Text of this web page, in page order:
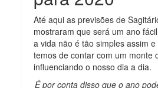
Até aqui as previsões de
mostraram que será um ano
a vida não é tão simples assim
temos de contar com um monte
influenciando o nosso dia a dia.
É por conta disso que o ano